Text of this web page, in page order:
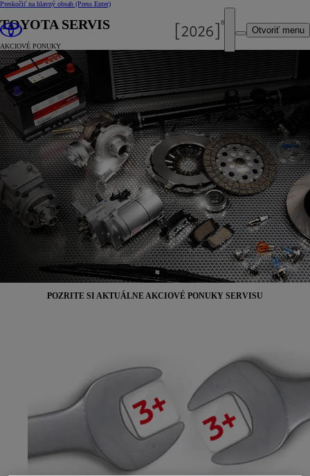
Preskočiť na hlavný obsah (Press Enter)
Otvoriť menu
TOYOTA SERVIS
AKCIOVÉ PONUKY
POZRITE SI AKTUÁLNE AKCIOVÉ PONUKY SERVISU